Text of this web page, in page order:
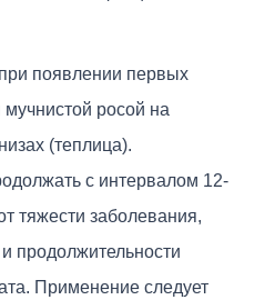
появлении первых
росой на
(теплица).
с интервалом 12-
тяжести заболевания,
продолжительности
Применение следует